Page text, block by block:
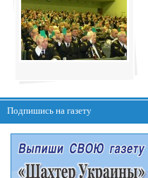
Подпишись на газету